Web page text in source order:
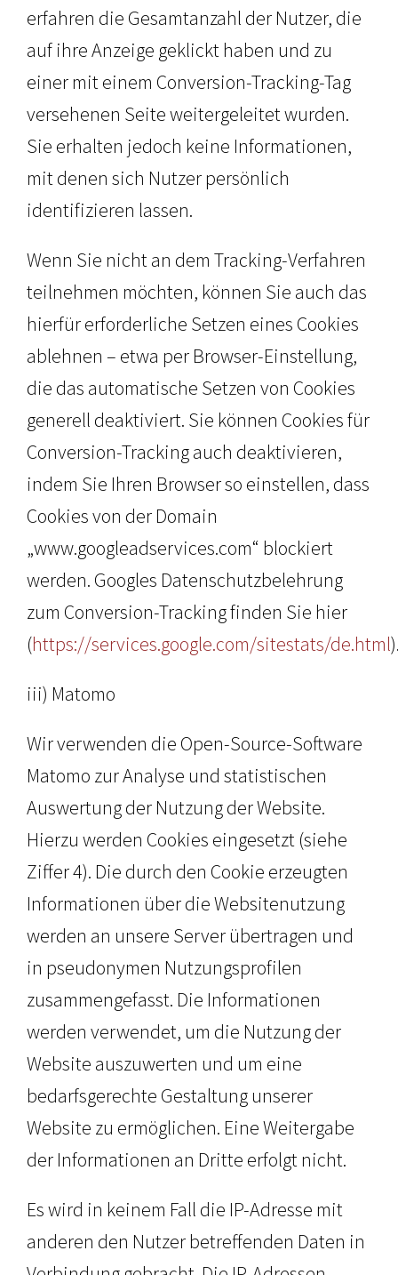
erfahren die Gesamtanzahl der Nutzer, die
auf ihre Anzeige geklickt haben und zu
einer mit einem Conversion-Tracking-Tag
versehenen Seite weitergeleitet wurden.
Sie erhalten jedoch keine Informationen,
mit denen sich Nutzer persönlich
identifizieren lassen.
Wenn Sie nicht an dem Tracking-Verfahren
teilnehmen möchten, können Sie auch das
hierfür erforderliche Setzen eines Cookies
ablehnen – etwa per Browser-Einstellung,
die das automatische Setzen von Cookies
generell deaktiviert. Sie können Cookies für
Conversion-Tracking auch deaktivieren,
indem Sie Ihren Browser so einstellen, dass
Cookies von der Domain
„www.googleadservices.com“ blockiert
werden. Googles Datenschutzbelehrung
zum Conversion-Tracking finden Sie hier
(https://services.google.com/sitestats/de.html
iii) Matomo
Wir verwenden die Open-Source-Software
Matomo zur Analyse und statistischen
Auswertung der Nutzung der Website.
Hierzu werden Cookies eingesetzt (siehe
Ziffer 4). Die durch den Cookie erzeugten
Informationen über die Websitenutzung
werden an unsere Server übertragen und
in pseudonymen Nutzungsprofilen
zusammengefasst. Die Informationen
werden verwendet, um die Nutzung der
Website auszuwerten und um eine
bedarfsgerechte Gestaltung unserer
Website zu ermöglichen. Eine Weitergabe
der Informationen an Dritte erfolgt nicht.
Es wird in keinem Fall die IP-Adresse mit
anderen den Nutzer betreffenden Daten in